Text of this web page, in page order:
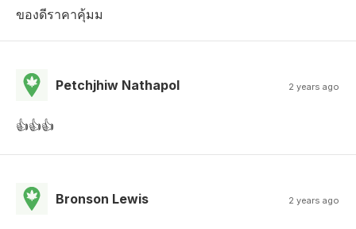
ของดีราคาคุ้มม
Petchjhiw Nathapol 2 years ago
👍👍👍
Bronson Lewis 2 years ago